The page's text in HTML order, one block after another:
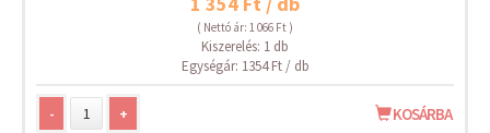
( Nettó ár: 1 066 Ft )
Kiszerelés: 1 db
Egységár: 1354 Ft / db
- + KOSÁRBA